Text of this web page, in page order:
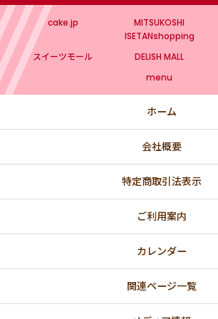
cake.jp
MITSUKOSHI
ISETANshopping
スイーツモール DELISH MALL
menu
ホーム
会社概要
特定商取引法表示
ご利用案内
カレンダー
関連ページ一覧